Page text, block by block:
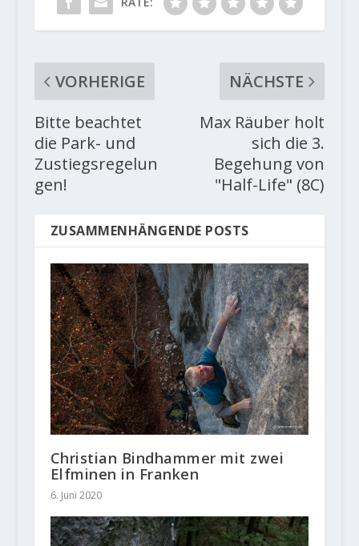
VORHERIGE
Bitte beachtet
die Park- und
Zustiegsregelun
gen!
NÄCHSTE
Max Räuber holt
sich die 3.
Begehung von
"Half-Life" (8C)
ZUSAMMENHÄNGENDE POSTS
Christian Bindhammer mit zwei
Elfminen in Franken
6. Juni 2020